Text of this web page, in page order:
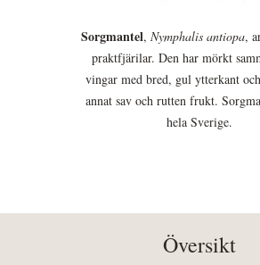
Sorgmantel, Nymphalis antiopa,
praktfjärilar. Den har mörkt
vingar med bred, gul ytterkant
annat sav och rutten frukt.
hela Sverige.
Översikt